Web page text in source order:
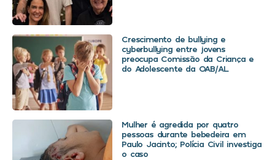
Crescimento de bullying e
cyberbullying entre jovens
preocupa Comissão da Criança e
do Adolescente da OAB/AL
Mulher é agredida por quatro
pessoas durante bebedeira em
Paulo Jacinto; Polícia Civil investiga
o caso